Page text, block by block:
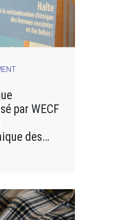
par WECF
des
bébés